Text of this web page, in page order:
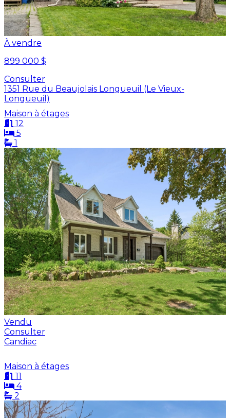
À vendre
899 000 $
Consulter
1351 Rue du Beaujolais Longueuil (Le Vieux-
Longueuil)
Maison à étages
12
5
1
Vendu
Consulter
Candiac
Maison à étages
11
4
2